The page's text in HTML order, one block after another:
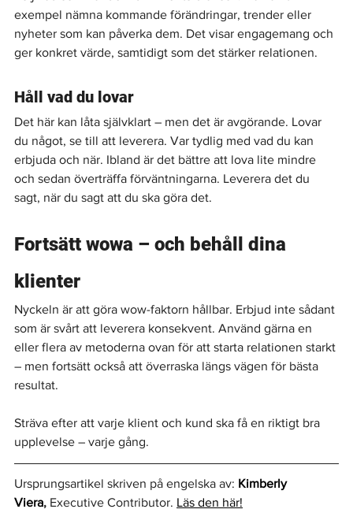
exempel nämna kommande förändringar, trender eller
nyheter som kan påverka dem. Det visar engagemang och
ger konkret värde, samtidigt som det stärker relationen.
Håll vad du lovar
Det här kan låta självklart – men det är avgörande. Lovar
du något, se till att leverera. Var tydlig med vad du kan
erbjuda och när. Ibland är det bättre att lova lite mindre
och sedan överträffa förväntningarna. Leverera det du
sagt, när du sagt att du ska göra det.
Fortsätt wowa – och behåll dina
klienter
Nyckeln är att göra wow-faktorn hållbar. Erbjud inte sådant
som är svårt att leverera konsekvent. Använd gärna en
eller flera av metoderna ovan för att starta relationen starkt
– men fortsätt också att överraska längs vägen för bästa
resultat.
Sträva efter att varje klient och kund ska få en riktigt bra
upplevelse – varje gång.
Ursprungsartikel skriven på engelska av: Kimberly
Viera, Executive Contributor. Läs den här!